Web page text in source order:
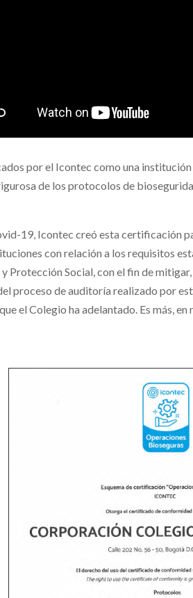
por el Icontec como una
de los protocolos de
19, Icontec creó esta certificación
con relación a los requisitos
Protección Social, con el fin de
proceso de auditoría realizado por
el Colegio ha adelantado. Es más,